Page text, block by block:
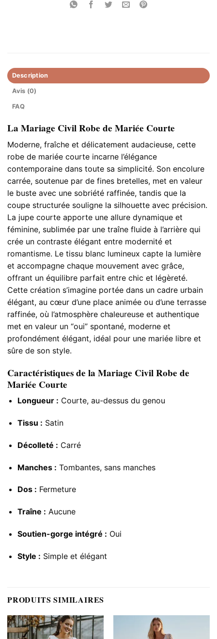
Description
Avis (0)
FAQ
La Mariage Civil Robe de Mariée Courte
Moderne, fraîche et délicatement audacieuse, cette
robe de mariée courte incarne l’élégance
contemporaine dans toute sa simplicité. Son encolure
carrée, soutenue par de fines bretelles, met en valeur
le buste avec une sobriété raffinée, tandis que la
coupe structurée souligne la silhouette avec précision.
La jupe courte apporte une allure dynamique et
féminine, sublimée par une traîne fluide à l’arrière qui
crée un contraste élégant entre modernité et
romantisme. Le tissu blanc lumineux capte la lumière
et accompagne chaque mouvement avec grâce,
offrant un équilibre parfait entre chic et légèreté.
Cette création s’imagine portée dans un cadre urbain
élégant, au cœur d’une place animée ou d’une terrasse
raffinée, où l’atmosphère chaleureuse et authentique
met en valeur un “oui” spontané, moderne et
profondément élégant, idéal pour une mariée libre et
sûre de son style.
Caractéristiques de la Mariage Civil Robe de
Mariée Courte
Longueur : Courte, au-dessus du genou
Tissu : Satin
Décolleté : Carré
Manches : Tombantes, sans manches
Dos : Fermeture
Traîne : Aucune
Soutien-gorge intégré : Oui
Style : Simple et élégant
PRODUITS SIMILAIRES